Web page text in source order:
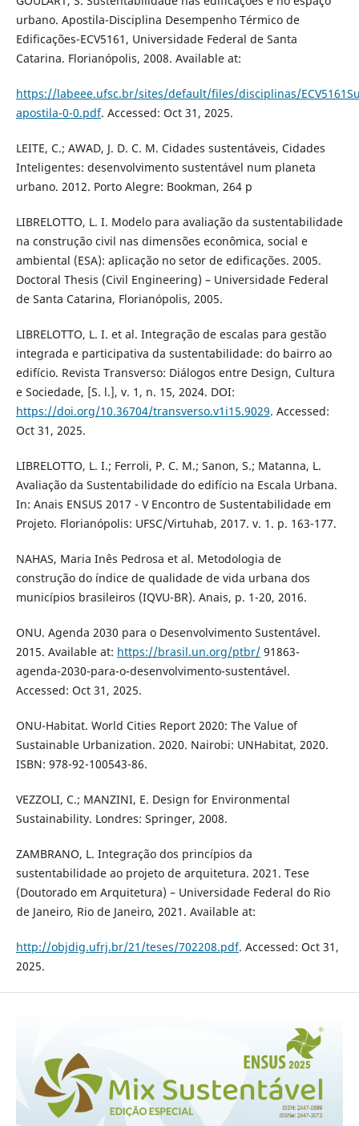
urbano. Apostila-Disciplina Desempenho Térmico de
Edificações-ECV5161, Universidade Federal de Santa
Catarina. Florianópolis, 2008. Available at:
https://labeee.ufsc.br/sites/default/files/disciplinas/
apostila-0-0.pdf. Accessed: Oct 31, 2025.
LEITE, C.; AWAD, J. D. C. M. Cidades sustentáveis, Cidades
Inteligentes: desenvolvimento sustentável num planeta
urbano. 2012. Porto Alegre: Bookman, 264 p
LIBRELOTTO, L. I. Modelo para avaliação da sustentabilidade
na construção civil nas dimensões econômica, social e
ambiental (ESA): aplicação no setor de edificações. 2005.
Doctoral Thesis (Civil Engineering) – Universidade Federal
de Santa Catarina, Florianópolis, 2005.
LIBRELOTTO, L. I. et al. Integração de escalas para gestão
integrada e participativa da sustentabilidade: do bairro ao
edifício. Revista Transverso: Diálogos entre Design, Cultura
e Sociedade, [S. l.], v. 1, n. 15, 2024. DOI:
https://doi.org/10.36704/transverso.v1i15.9029. Accessed:
Oct 31, 2025.
LIBRELOTTO, L. I.; Ferroli, P. C. M.; Sanon, S.; Matanna, L.
Avaliação da Sustentabilidade do edifício na Escala Urbana.
In: Anais ENSUS 2017 - V Encontro de Sustentabilidade em
Projeto. Florianópolis: UFSC/Virtuhab, 2017. v. 1. p. 163-177.
NAHAS, Maria Inês Pedrosa et al. Metodologia de
construção do índice de qualidade de vida urbana dos
municípios brasileiros (IQVU-BR). Anais, p. 1-20, 2016.
ONU. Agenda 2030 para o Desenvolvimento Sustentável.
2015. Available at: https://brasil.un.org/ptbr/91863-
agenda-2030-para-o-desenvolvimento-sustentável.
Accessed: Oct 31, 2025.
ONU-Habitat. World Cities Report 2020: The Value of
Sustainable Urbanization. 2020. Nairobi: UNHabitat, 2020.
ISBN: 978-92-100543-86.
VEZZOLI, C.; MANZINI, E. Design for Environmental
Sustainability. Londres: Springer, 2008.
ZAMBRANO, L. Integração dos princípios da
sustentabilidade ao projeto de arquitetura. 2021. Tese
(Doutorado em Arquitetura) – Universidade Federal do Rio
de Janeiro, Rio de Janeiro, 2021. Available at:
http://objdig.ufrj.br/21/teses/702208.pdf. Accessed: Oct 31,
2025.